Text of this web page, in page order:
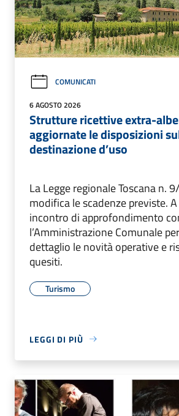
COMUNICATI
6 AGOSTO 2026
Strutture ricettive extra-
aggiornate le disposizioni
destinazione d’uso
La Legge regionale Toscana n.
modifica le scadenze previste.
incontro di approfondimento
l’Amministrazione Comunale
dettaglio le novità operative e
quesiti.
Turismo
LEGGI DI PIÙ